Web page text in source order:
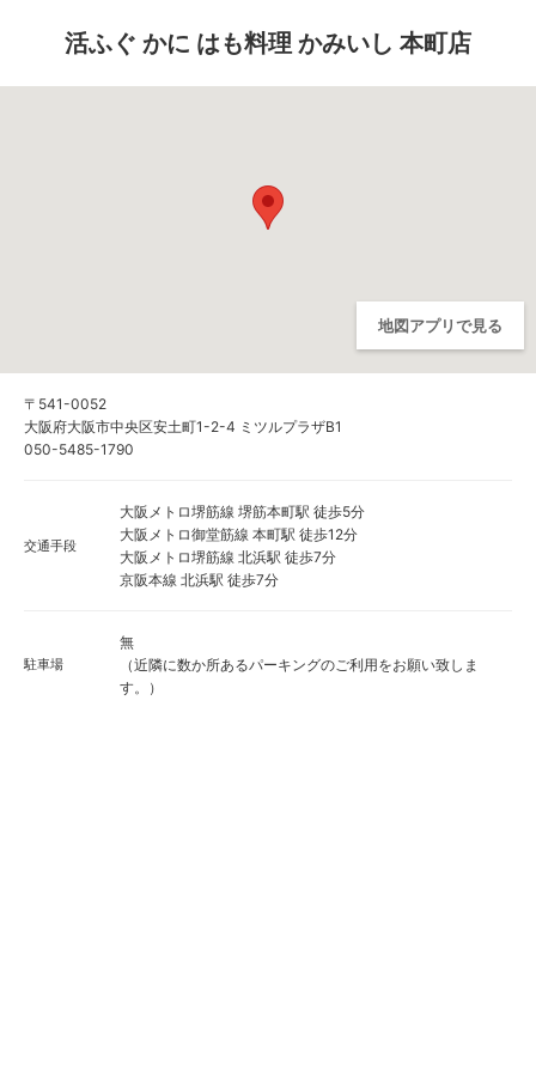
活ふぐ かに はも料理 かみいし 本町店
地図アプリで見る
〒541-0052
大阪府大阪市中央区安土町1-2-4 ミツルプラザB1
050-5485-1790
交通手段
大阪メトロ堺筋線 堺筋本町駅 徒歩5分
大阪メトロ御堂筋線 本町駅 徒歩12分
大阪メトロ堺筋線 北浜駅 徒歩7分
京阪本線 北浜駅 徒歩7分
駐車場
無
（近隣に数か所あるパーキングのご利用をお願い致しま
す。）